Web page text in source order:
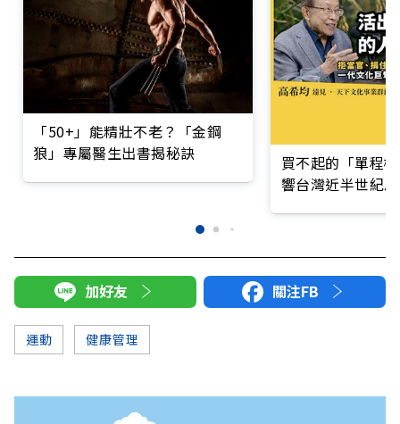
「50+」能精壯不老？「金鋼
狼」專屬醫生出書揭秘訣
買不起的「單程
響台灣近半世紀
加好友 關注FB
運動 健康管理